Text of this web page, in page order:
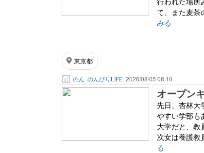
て、また麦茶
みる
東京都
のん のんびりLIFE 2026/08/05 08:10
オープン
先日、杏林大
やすい学部も
大学だと、教
次女は養護教
る